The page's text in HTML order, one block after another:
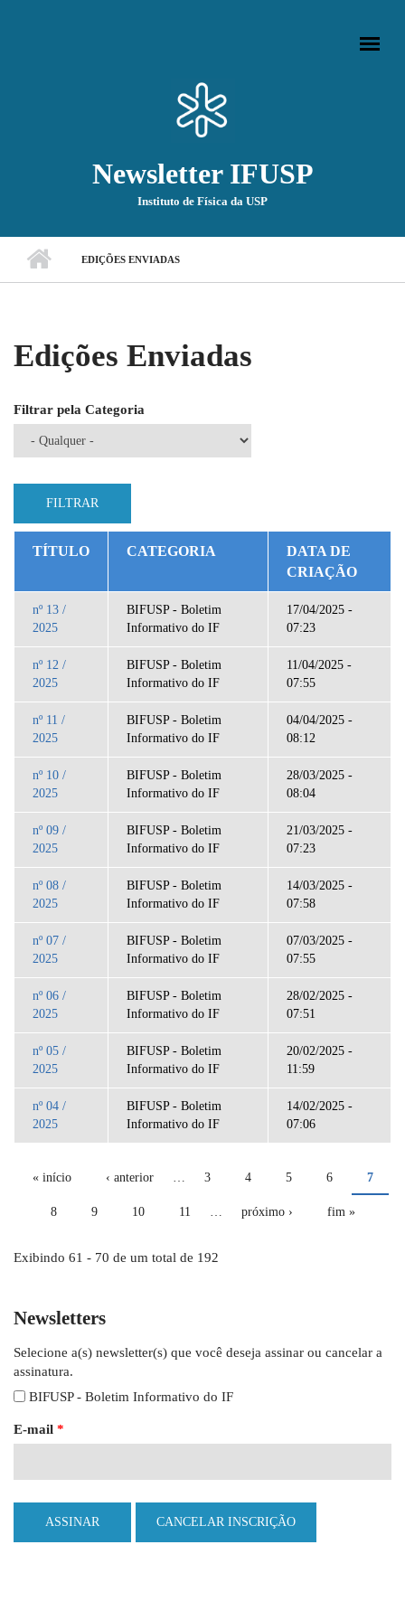
Newsletter IFUSP
Instituto de Física da USP
EDIÇÕES ENVIADAS
Edições Enviadas
Filtrar pela Categoria
TÍTULO CATEGORIA
DATA DE
CRIAÇÃO
nº 13 /
2025
BIFUSP - Boletim
Informativo do IF
17/04/2025 -
07:23
nº 12 /
2025
BIFUSP - Boletim
Informativo do IF
11/04/2025 -
07:55
nº 11 /
2025
BIFUSP - Boletim
Informativo do IF
04/04/2025 -
08:12
nº 10 /
2025
BIFUSP - Boletim
Informativo do IF
28/03/2025 -
08:04
nº 09 /
2025
BIFUSP - Boletim
Informativo do IF
21/03/2025 -
07:23
nº 08 /
2025
BIFUSP - Boletim
Informativo do IF
14/03/2025 -
07:58
nº 07 /
2025
BIFUSP - Boletim
Informativo do IF
07/03/2025 -
07:55
nº 06 /
2025
BIFUSP - Boletim
Informativo do IF
28/02/2025 -
07:51
nº 05 /
2025
BIFUSP - Boletim
Informativo do IF
20/02/2025 -
11:59
nº 04 /
2025
BIFUSP - Boletim
Informativo do IF
14/02/2025 -
07:06
Páginas
« início ‹ anterior 3 4 5 6 7
8 9 10 11 próximo › fim »
Exibindo 61 - 70 de um total de 192
Newsletters
Selecione a(s) newsletter(s) que você deseja assinar ou cancelar a
assinatura.
BIFUSP - Boletim Informativo do IF
E-mail *